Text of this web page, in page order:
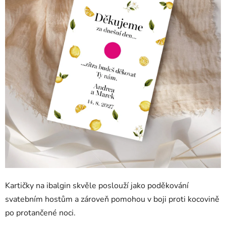
Kartičky na ibalgin skvěle poslouží jako poděkování
svatebním hostům a zároveň pomohou v boji proti kocovině
po protančené noci.
5
hvězdiček.